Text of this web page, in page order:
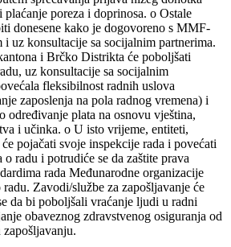
plaćanje poreza i doprinosa. o Ostale
donesene kako je dogovoreno s MMF-
uz konsultacije sa socijalnim partnerima.
i Brčko Distrikta će poboljšati
uz konsultacije sa socijalnim
fleksibilnost radnih uslova
zaposlenja na pola radnog vremena) i
određivanje plata na osnovu vještina,
i učinka. o U isto vrijeme, entiteti,
pojačati svoje inspekcije rada i povećati
o radu i potrudiće se da zaštite prava
rada Međunarodne organizacije
Zavodi/službe za zapošljavanje će
da bi poboljšali vraćanje ljudi u radni
obaveznog zdravstvenog osiguranja od